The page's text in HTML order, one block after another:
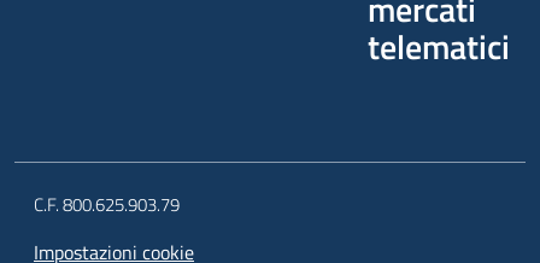
telematici
C.F. 800.625.903.79
Impostazioni cookie